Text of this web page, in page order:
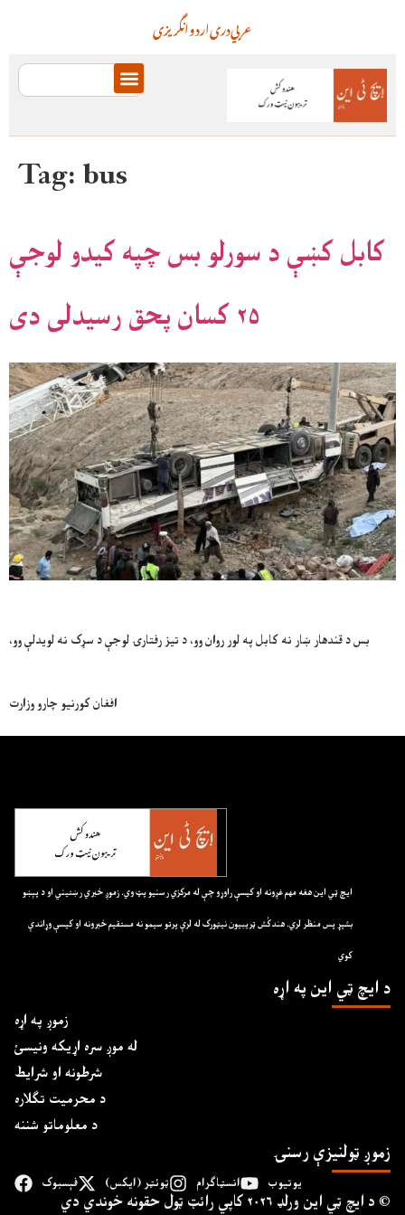
انگریزیاردودریعربي
Tag:bus
کابل کښې د سورلو بس چپه کيدو لوجې
۲۵ کسان پحق رسيدلی دی
بس د قندهار ښار نه کابل په لور روان وو، د تيز رفتارۍ لوجې د سړک نه لويدلې وو،
افغان کورنیو چارو وزارت
ايچ ټي اين هغه مهم غږونه او کيسې راوړو چې له مرکزي رسنيو پټ وي. زموږ خبري رښتيني او د پېښو
بشپړ پس منظر لري. هندکُش ټريبيون نيټورک له لرې پرتو سيمو نه مستقيم خبرونه او کيسې وړاندې
کوي
د ايچ ټي اين په اړه
زموږ په اړه
له موږ سره اړیکه ونیسئ
شرطونه او شرایط
د محرمیت تګلاره
د معلوماتو شننه
زموږ ټولنیزې رسنۍ
فېسبوک ټوئټر (ایکس) انسټاګرام یوتیوب
د ايچ ټي اين وﺭلډ ۲۰۲۶ کاپي ﺭائټ ټول حقونه خوندي دي ©